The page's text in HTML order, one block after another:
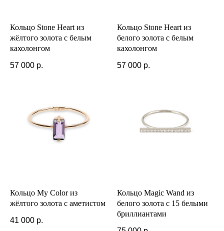
Кольцо Stone Heart из
жёлтого золота с белым
кахолонгом
57 000 р.
Кольцо Stone Heart из
белого золота с белым
кахолонгом
57 000 р.
Кольцо My Color из
жёлтого золота с аметистом
41 000 р.
Кольцо Magic Wand из
белого золота с 15 белыми
бриллиантами